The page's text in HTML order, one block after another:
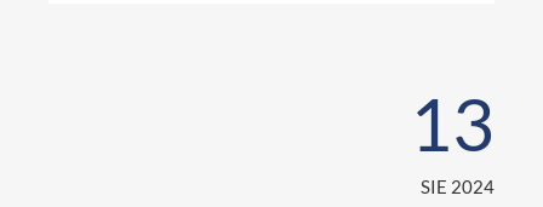
13
SIE 2024